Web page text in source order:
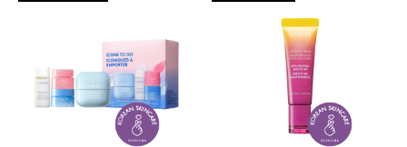
Ver más Ver más